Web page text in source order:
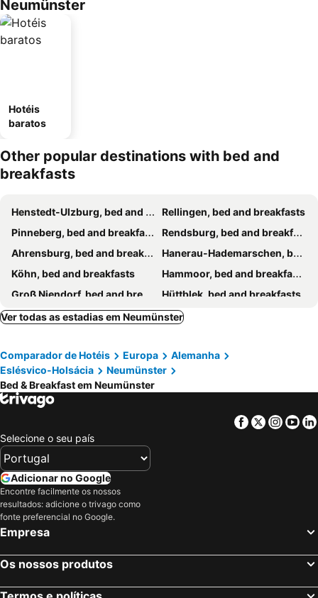
Neumünster
Hotéis
baratos
Other popular destinations with bed and
breakfasts
Henstedt-Ulzburg, bed and breakfasts
Rellingen, bed and breakfasts
Pinneberg, bed and breakfasts
Rendsburg, bed and breakfasts
Ahrensburg, bed and breakfasts
Hanerau-Hademarschen, bed and breakfasts
Köhn, bed and breakfasts
Hammoor, bed and breakfasts
Groß Niendorf, bed and breakfasts
Hüttblek, bed and breakfasts
Elmshorn, bed and breakfasts
Groß Kummerfeld, bed and breakfasts
Uetersen, bed and breakfasts
Mittelholstein, bed and breakfasts
Itzehoe, bed and breakfasts
Büdelsdorf, bed and breakfasts
Ver todas as estadias em Neumünster
Comparador de Hotéis Europa
Alemanha
Eslésvico-Holsácia
Neumünster
Bed & Breakfast em Neumünster
Facebook
Twitter
Selecione o seu país
Adicionar no Google
Encontre facilmente os nossos
resultados: adicione o trivago como
fonte preferencial no Google.
Empresa
Os nossos produtos